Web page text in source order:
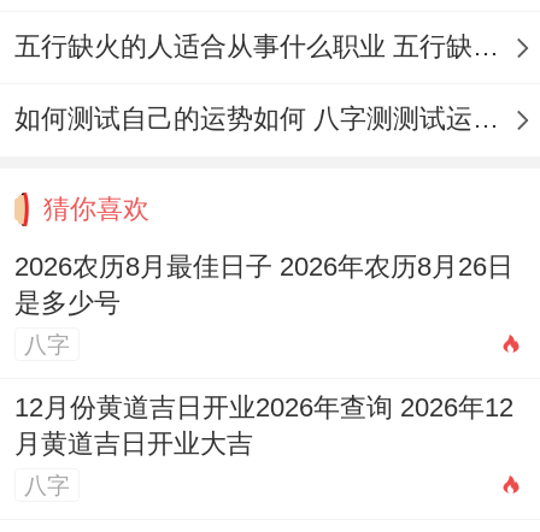
道日）
外正北
今日所宜：纳采；订盟，嫁娶- 祭祀，祈
福，雕刻~移徙，开市，入宅 出行- 动土，
会亲友、入学；修造，起基,安门，安床，造
庙；解除~纳财;开池 -造畜稠，牧养
今日所忌:上梁 -开仓、出货财；盖屋，造船
五行缺火的人适合从事什么职业 五行缺火的人适合从事的职业有哪些
如何测试自己的运势如何 八字测测试运运程
猜你喜欢
2026农历8月最佳日子 2026年农历8月26日
是多少号
八字
12月份黄道吉日开业2026年查询 2026年12
月黄道吉日开业大吉
八字